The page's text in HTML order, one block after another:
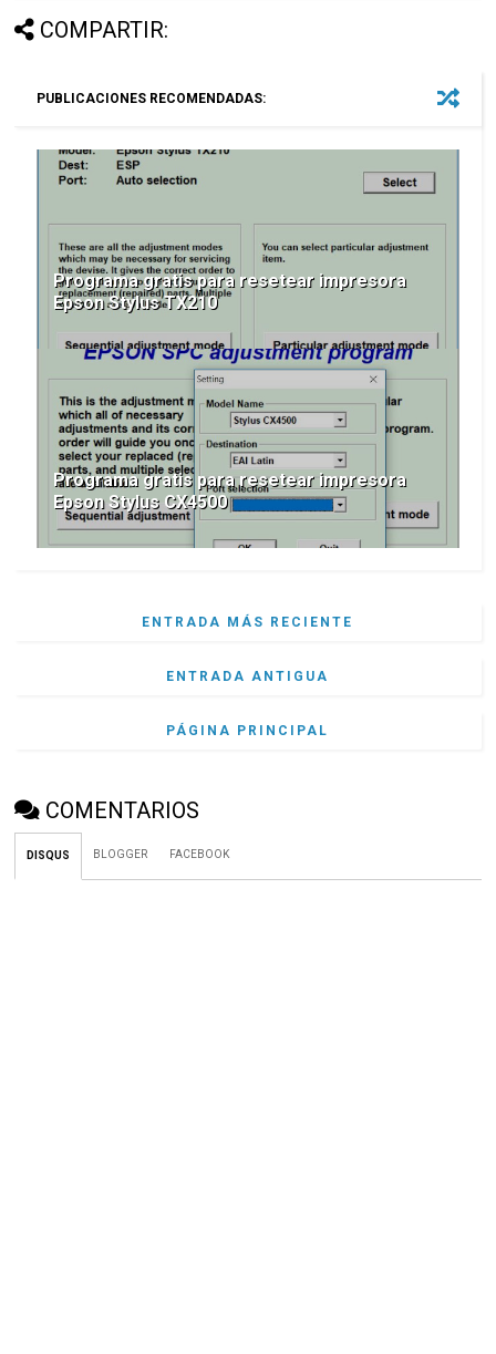
COMPARTIR:
PUBLICACIONES RECOMENDADAS:
Programa gratis para resetear impresora
Epson Stylus TX210
Programa gratis para resetear impresora
Epson Stylus CX4500
ENTRADA MÁS RECIENTE
ENTRADA ANTIGUA
PÁGINA PRINCIPAL
COMENTARIOS
DISQUS BLOGGER FACEBOOK